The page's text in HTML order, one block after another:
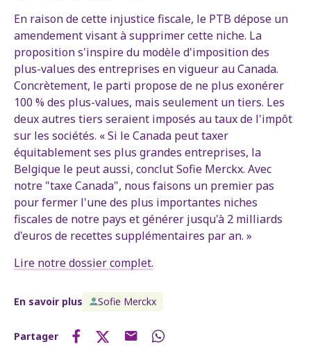
En raison de cette injustice fiscale, le PTB dépose un
amendement visant à supprimer cette niche. La
proposition s'inspire du modèle d'imposition des
plus-values des entreprises en vigueur au Canada.
Concrètement, le parti propose de ne plus exonérer
100 % des plus-values, mais seulement un tiers. Les
deux autres tiers seraient imposés au taux de l'impôt
sur les sociétés. « Si le Canada peut taxer
équitablement ses plus grandes entreprises, la
Belgique le peut aussi, conclut Sofie Merckx. Avec
notre "taxe Canada", nous faisons un premier pas
pour fermer l'une des plus importantes niches
fiscales de notre pays et générer jusqu'à 2 milliards
d'euros de recettes supplémentaires par an. »
Lire notre dossier complet.
En savoir plus Sofie Merckx
Partager